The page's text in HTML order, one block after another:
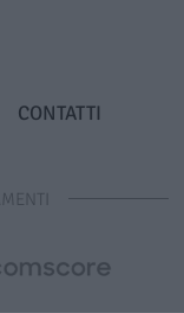
CONTATTI